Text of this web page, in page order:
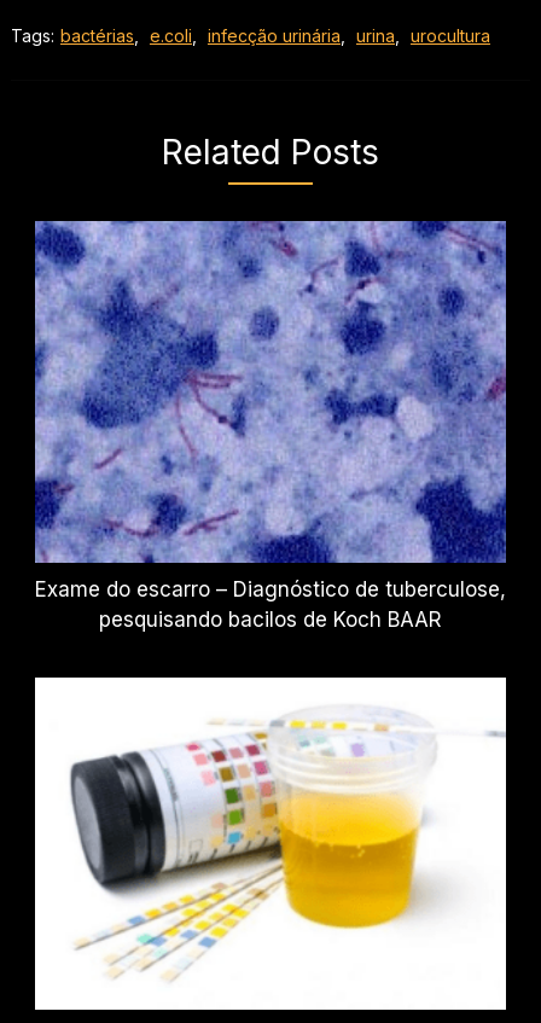
Tags: bactérias e.coli infecção urinária urina urocultura
Related Posts
Exame do escarro – Diagnóstico de tuberculose,
pesquisando bacilos de Koch BAAR